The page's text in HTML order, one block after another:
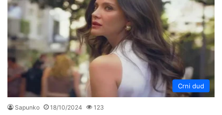
Crni dud
Sapunko 18/10/2024 123